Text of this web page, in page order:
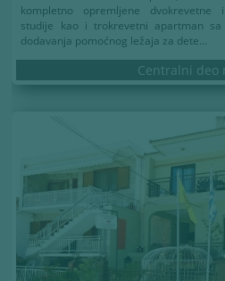
kompletno opremljene dvokrevetne
studije kao i trokrevetni apartman sa
dodavanja pomoćnog ležaja za dete...
Centralni deo